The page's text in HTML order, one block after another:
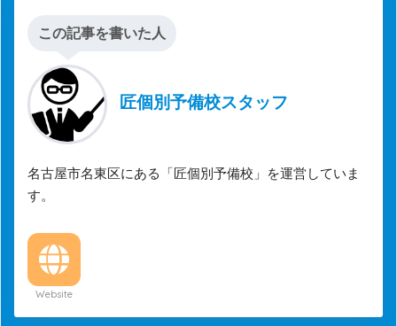
この記事を書いた人
匠個別予備校スタッフ
名古屋市名東区にある「匠個別予備校」を運営していま
す。
Website